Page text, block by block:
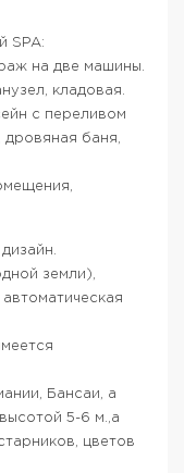
SPA:
на две машины.
кладовая.
с переливом
баня,
земли),
Бансаи, а
5-6 м.,а
цветов